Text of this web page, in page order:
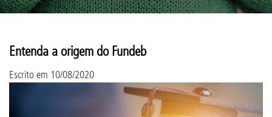
Entenda a origem do Fundeb
Escrito em 10/08/2020